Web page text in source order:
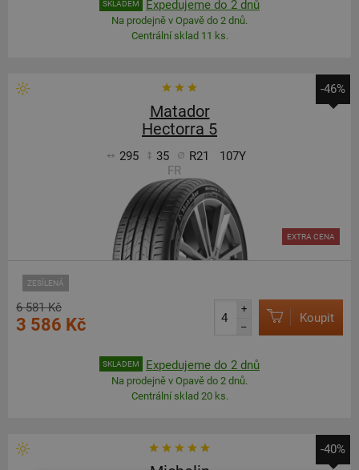
SKLADEM Expedujeme do 2 dnů
Na prodejně v Opavě do 2 dnů.
Centrální sklad 11 ks.
-46%
Matador
Hectorra 5
295 35 R21
107Y
FR
ZESÍLENÁ
EXTRA CENA
6 581 Kč
3 586 Kč
+
–
Koupit
SKLADEM Expedujeme do 2 dnů
Na prodejně v Opavě do 2 dnů.
Centrální sklad 20 ks.
-40%